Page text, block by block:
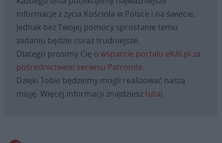
informacje z życia Kościoła w Polsce i na świecie.
Jednak bez Twojej pomocy sprostanie temu
zadaniu będzie coraz trudniejsze.
Dlatego prosimy Cię o wsparcie portalu eKAI.pl za
pośrednictwem serwisu Patronite.
Dzięki Tobie będziemy mogli realizować naszą
misję. Więcej informacji znajdziesztutaj.